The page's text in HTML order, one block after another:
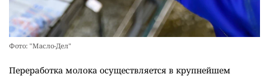
Фото: "Масло-Дел"
Переработка молока осуществляется в крупнейшем